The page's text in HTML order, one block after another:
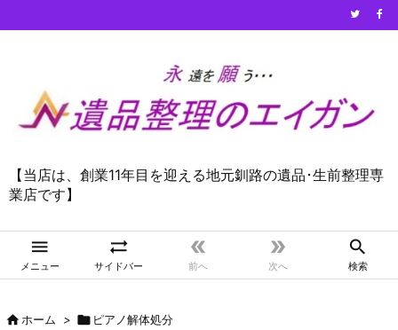
【当店は、創業11年目を迎える地元釧路の遺品･生前整理専
業店です】

メニュー

サイドバー

前へ

次へ

検索
ホーム >  ピアノ解体処分